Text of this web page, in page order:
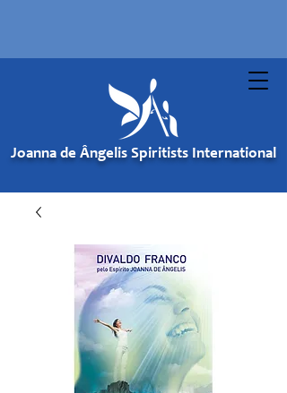
Joanna de Ângelis Spiritists International